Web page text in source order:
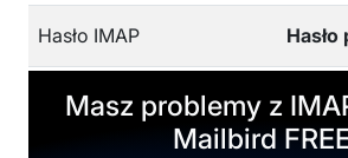
Hasło IMAP
Masz problemy z
Mailbird